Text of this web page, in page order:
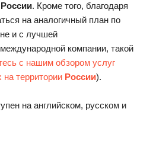
России. Кроме того, благодаря
на аналогичный план по
и с лучшей
компании, такой
с нашим обзором услуг
территории России).
на английском, русском и